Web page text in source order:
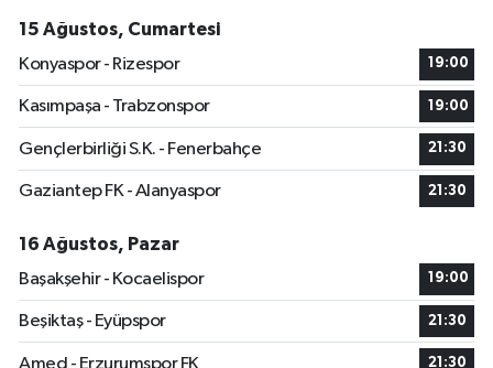
15 Ağustos, Cumartesi
Konyaspor - Rizespor
19:00
Kasımpaşa - Trabzonspor 19:00
Gençlerbirliği S.K. - Fenerbahçe 21:30
Gaziantep FK - Alanyaspor 21:30
16 Ağustos, Pazar
Başakşehir - Kocaelispor
19:00
Beşiktaş - Eyüpspor 21:30
Amed - Erzurumspor FK 21:30